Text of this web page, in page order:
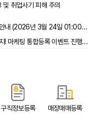
및 취업사기 피해 주의
홈페이지 임시 점검 안내 (2026년 3월 24일 01:00 ~ 02:00)
블로그·제휴·SNS까지! 마케팅 통합등록 이벤트 진행 중!
구직정보등록 매장매매등록